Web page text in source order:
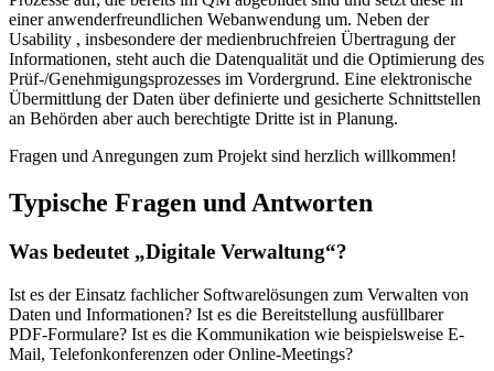
einer anwenderfreundlichen Webanwendung um. Neben der
Usability , insbesondere der medienbruchfreien Übertragung der
Informationen, steht auch die Datenqualität und die Optimierung des
Prüf-/Genehmigungsprozesses im Vordergrund. Eine elektronische
Übermittlung der Daten über definierte und gesicherte Schnittstellen
an Behörden aber auch berechtigte Dritte ist in Planung.
Fragen und Anregungen zum Projekt sind herzlich willkommen!
Typische Fragen und Antworten
Was bedeutet „Digitale Verwaltung“?
Ist es der Einsatz fachlicher Softwarelösungen zum Verwalten von
Daten und Informationen? Ist es die Bereitstellung ausfüllbarer
PDF-Formulare? Ist es die Kommunikation wie beispielsweise E-
Mail, Telefonkonferenzen oder Online-Meetings?